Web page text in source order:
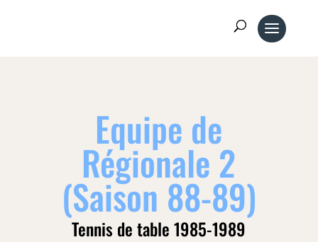
Equipe de
Régionale 2
(Saison 88-89)
Tennis de table 1985-1989